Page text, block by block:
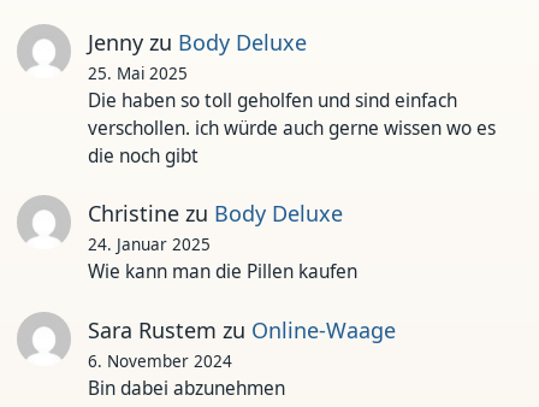
Jennyzu Body Deluxe
25. Mai 2025
Die haben so toll geholfen und sind einfach
verschollen. ich würde auch gerne wissen wo es
die noch gibt
Christinezu Body Deluxe
24. Januar 2025
Wie kann man die Pillen kaufen
Sara Rustem zu Online-Waage
6. November 2024
Bin dabei abzunehmen